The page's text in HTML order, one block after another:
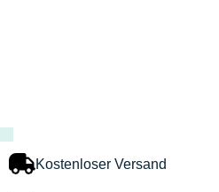
Kostenloser Versand